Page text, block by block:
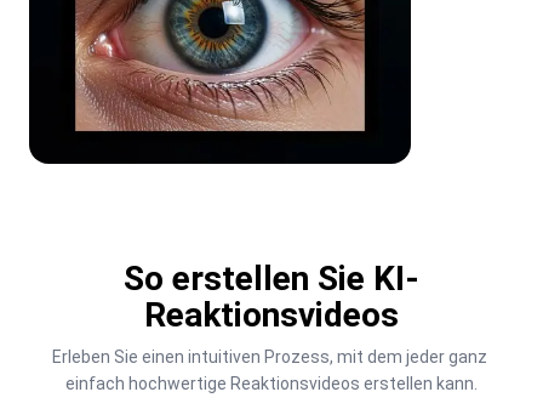
So erstellen Sie KI-
Reaktionsvideos
Erleben Sie einen intuitiven Prozess, mit dem jeder ganz
einfach hochwertige Reaktionsvideos erstellen kann.